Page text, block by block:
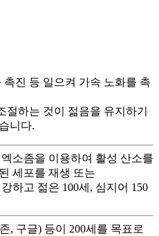
진 등 일으켜 가속 노화를 촉
하는 것이 젊음을 유지하기
니다.
소좀을 이용하여 활성 산소를
세포를 재생 또는
하고 젊은 100세, 심지어 150
, 구글) 등이 200세를 목표로